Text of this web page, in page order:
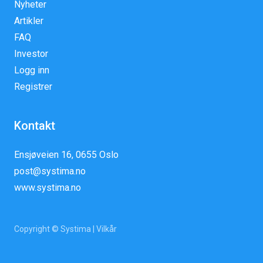
Nyheter
Artikler
FAQ
Investor
Logg inn
Registrer
Kontakt
Ensjøveien 16, 0655 Oslo
post@systima.no
www.systima.no
Copyright © Systima | Vilkår